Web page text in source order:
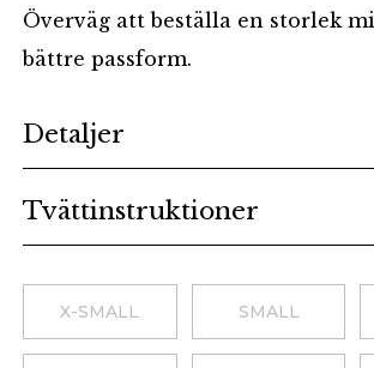
Överväg att beställa en storlek
bättre passform.
Detaljer
Tvättinstruktioner
X-SMALL SMALL